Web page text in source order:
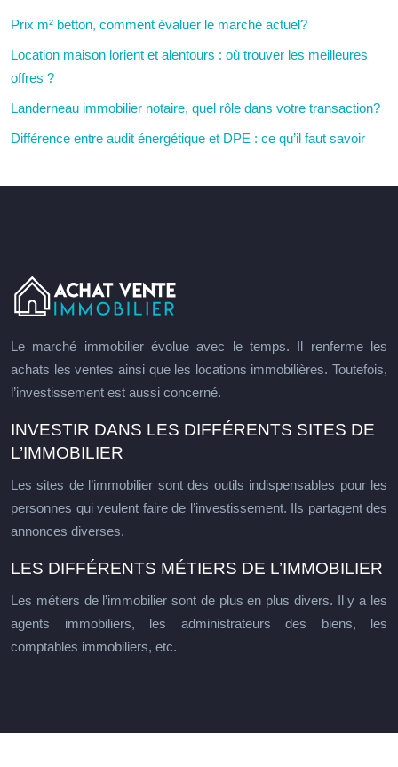
Prix m² betton, comment évaluer le marché actuel?
Location maison lorient et alentours : où trouver les meilleures
offres ?
Landerneau immobilier notaire, quel rôle dans votre transaction?
Différence entre audit énergétique et DPE : ce qu’il faut savoir
Le marché immobilier évolue avec le temps. Il renferme les
achats les ventes ainsi que les locations immobilières. Toutefois,
l’investissement est aussi concerné.
INVESTIR DANS LES DIFFÉRENTS SITES DE
L’IMMOBILIER
Les sites de l’immobilier sont des outils indispensables pour les
personnes qui veulent faire de l’investissement. Ils partagent des
annonces diverses.
LES DIFFÉRENTS MÉTIERS DE L’IMMOBILIER
Les métiers de l’immobilier sont de plus en plus divers. Il y a les
agents immobiliers, les administrateurs des biens, les
comptables immobiliers, etc.